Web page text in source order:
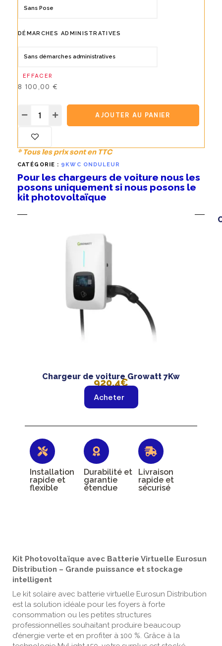
DÉMARCHES ADMINISTRATIVES
EFFACER
8 100,00 €
AJOUTER AU PANIER
* Tous les prix sont en TTC
CATÉGORIE : 9KWC ONDULEUR
Pour les chargeurs de voiture nous les
posons uniquement si nous posons le
kit photovoltaïque
Chargeur de voiture Growatt 7Kw
920,4€
Acheter
Installation
rapide et
flexible
Durabilité et
garantie
étendue
Livraison
rapide et
sécurisé
Kit Photovoltaïque avec Batterie Virtuelle Eurosun
Distribution – Grande puissance et stockage
intelligent
Le kit solaire avec batterie virtuelle Eurosun Distribution
est la solution idéale pour les foyers à forte
consommation ou les petites structures
professionnelles souhaitant produire beaucoup
d’énergie verte et en profiter à 100 %. Grâce à la